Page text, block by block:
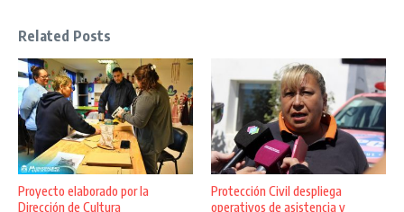
Related Posts
Proyecto elaborado por la
Dirección de Cultura
Protección Civil despliega
operativos de asistencia y